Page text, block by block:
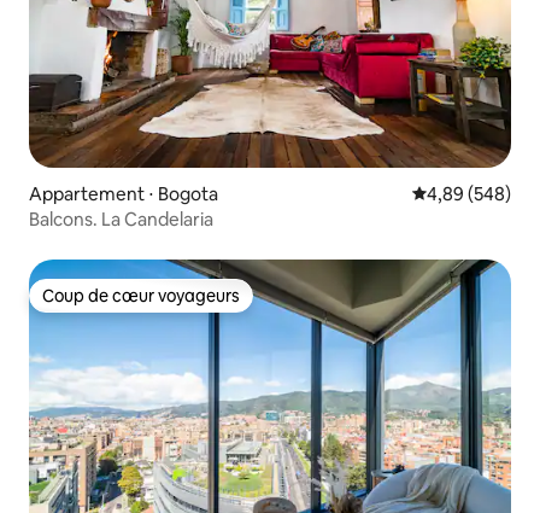
Appartement ⋅ Bogota Évaluation
4,89 (548)
Balcons. La Candelaria
Coup de cœur voyageurs
Coup de cœur voyageurs